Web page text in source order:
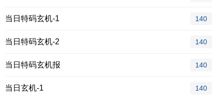
当日特码玄机-1 140
当日特码玄机-2 140
当日特码玄机报 140
当日玄机-1 140